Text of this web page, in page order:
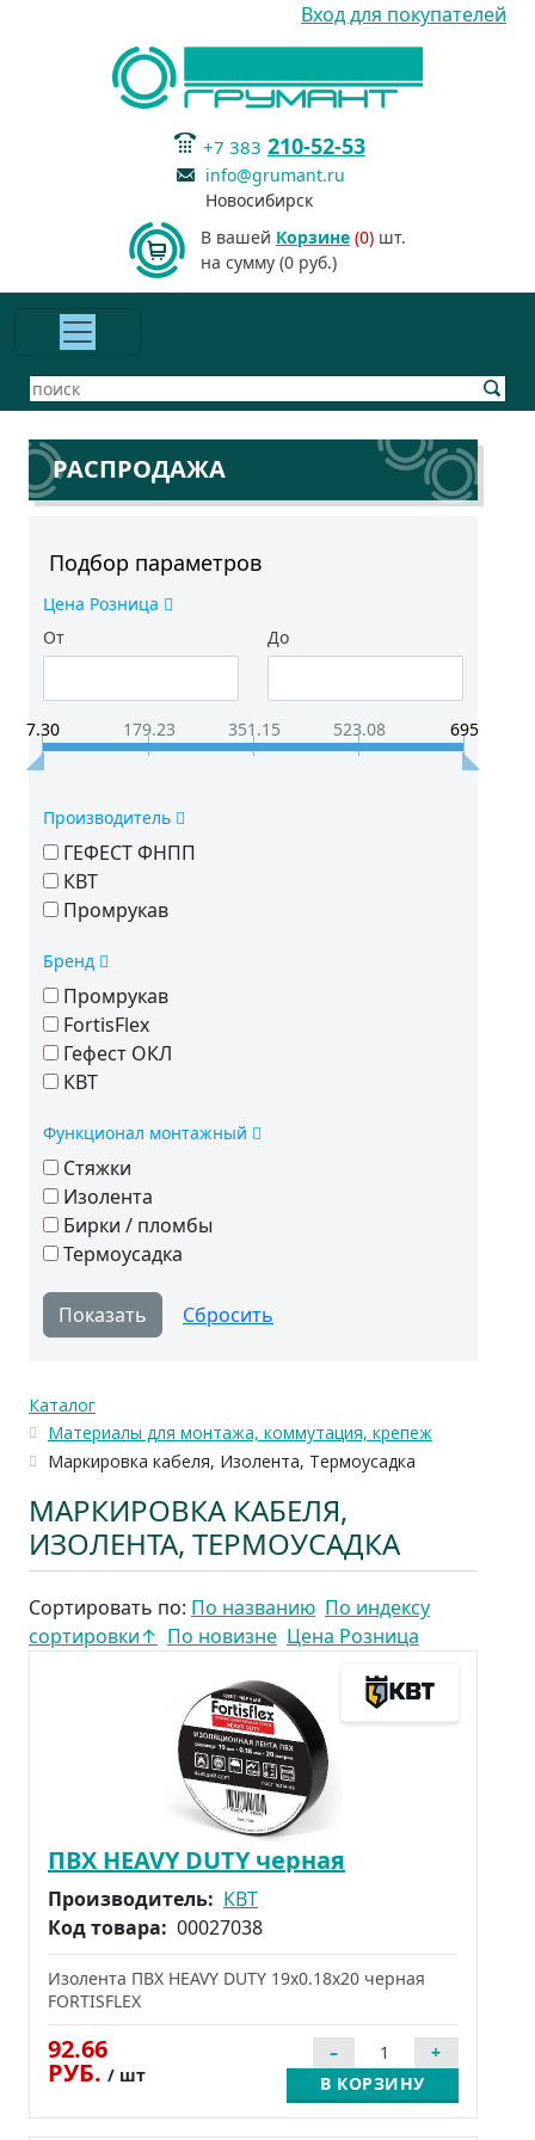
Вход для покупателей
+7 383 210-52-53
info@grumant.ru
Новосибирск
В вашей Корзине (0) шт.
на сумму (0 руб.)
РАСПРОДАЖА
Подбор параметров
Цена Розница
От
До
7.30 179.23 351.15 523.08 695
Производитель
ГЕФЕСТ ФНПП
КВТ
Промрукав
Бренд
Промрукав
FortisFlex
Гефест ОКЛ
КВТ
Функционал монтажный
Стяжки
Изолента
Бирки / пломбы
Термоусадка
Каталог
Материалы для монтажа, коммутация, крепеж
Маркировка кабеля, Изолента, Термоусадка
МАРКИРОВКА КАБЕЛЯ,
ИЗОЛЕНТА, ТЕРМОУСАДКА
Сортировать по: По названию По индексу
сортировки↑ По новизне Цена Розница
ПВХ HEAVY DUTY черная
Производитель: КВТ
Код товара: 00027038
Изолента ПВХ HEAVY DUTY 19х0.18х20 черная
FORTISFLEX
92.66
РУБ. / шт В КОРЗИНУ